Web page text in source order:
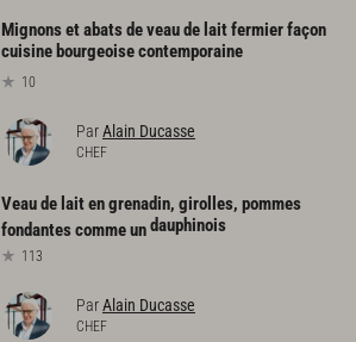
Mignons et abats de veau de lait fermier façon
cuisine bourgeoise contemporaine
10
ParAlain Ducasse
CHEF
Veau de lait en grenadin, girolles, pommes
fondantes comme undauphinois
113
ParAlain Ducasse
CHEF